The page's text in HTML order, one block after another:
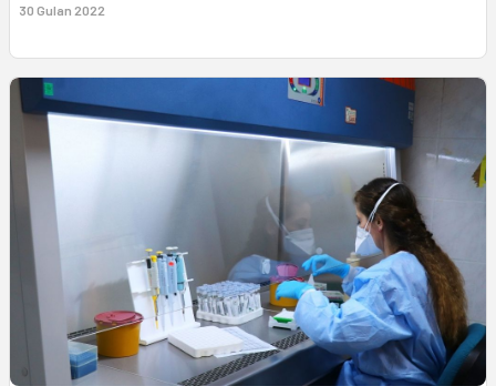
30 Gulan 2022